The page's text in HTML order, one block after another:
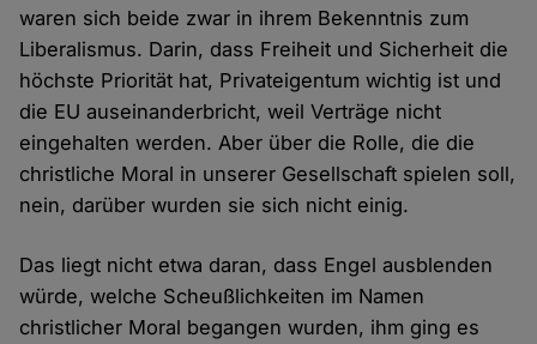
waren sich beide zwar in ihrem Bekenntnis zum
Liberalismus. Darin, dass Freiheit und Sicherheit die
höchste Priorität hat, Privateigentum wichtig ist und
die EU auseinanderbricht, weil Verträge nicht
eingehalten werden. Aber über die Rolle, die die
christliche Moral in unserer Gesellschaft spielen soll,
nein, darüber wurden sie sich nicht einig.
Das liegt nicht etwa daran, dass Engel ausblenden
würde, welche Scheußlichkeiten im Namen
christlicher Moral begangen wurden, ihm ging es